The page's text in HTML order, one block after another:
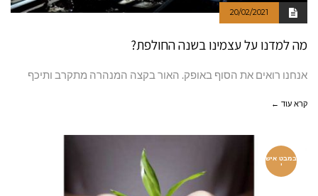
20/02/2021
מה למדנו על עצמינו בשנה החולפת?
אנחנו רואים את הסוף באופק. האור בקצה המנהרה מתקרב ותיכף
קרא עוד ←
במבט איש
י